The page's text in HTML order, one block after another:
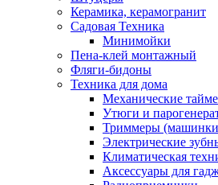
Керамика, керамогранит
Садовая Техника
Минимойки
Пена-клей монтажный
Фляги-бидоны
Техника для дома
Механические
Утюги и
Триммеры (машинки
Электрические
Климатическая
Аксессуары для